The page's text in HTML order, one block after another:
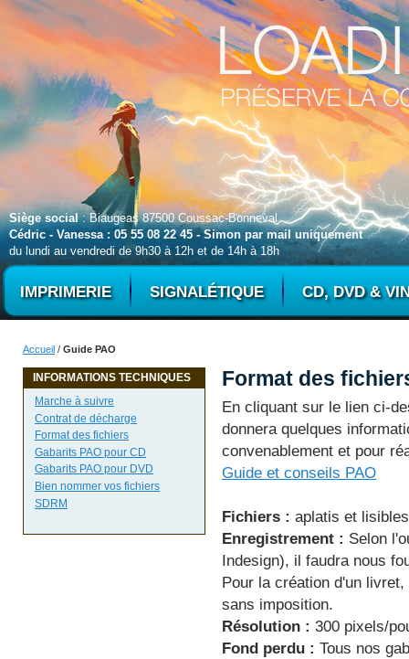
Siège social: Biaugeas 87500 Coussac-Bonneval
Cédric - Vanessa : 05 55 08 22 45 - Simon par mail uniquement
du lundi au vendredi de 9h30 à 12h et de 14h à 18h
IMPRIMERIE SIGNALÉTIQUE CD, DVD &
Accueil / Guide PAO
INFORMATIONS TECHNIQUES
Marche à suivre
Contrat de décharge
Format des fichiers
Gabarits PAO pour CD
Gabarits PAO pour DVD
Bien nommer vos fichiers
SDRM
Format des
En cliquant sur le lien ci-
donnera quelques
convenablement et pour
Guide et conseils PAO
Fichiers : aplatis et
Enregistrement : Selon
Indesign), il faudra nous
Pour la création d'un
sans imposition.
Résolution : 300 pixels/
Fond perdu : Tous nos